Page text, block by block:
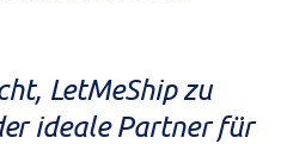
LetMeShip zu
ideale Partner für